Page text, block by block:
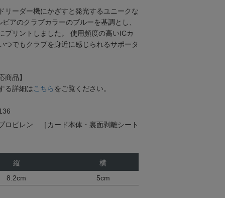
リーダー機にかざすと発光するユニークな
アのクラブカラーのブルーを基調とし、
プリントしました。 使用頻度の高いICカ
つでもクラブを身近に感じられるサポータ
商品】
る詳細は こちら をご覧ください。
ロピレン ［カード本体・裏面剥離シート
縦
横
8.2cm
5cm